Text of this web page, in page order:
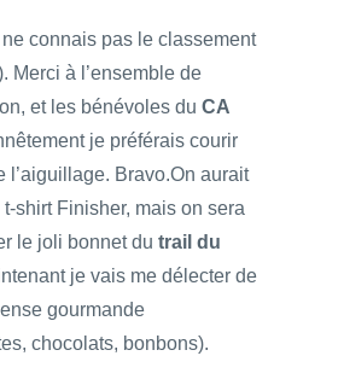
connais pas le classement
Merci à l’ensemble de
et les bénévoles du CA
je préférais courir
l’aiguillage. Bravo.On aurait
shirt Finisher, mais on sera
le joli bonnet du trail du
je vais me délecter de
gourmande
chocolats, bonbons).